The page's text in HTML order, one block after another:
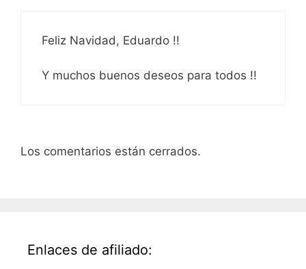
Feliz Navidad, Eduardo !!
Y muchos buenos deseos para todos !!
Los comentarios están cerrados.
Enlaces de afiliado: